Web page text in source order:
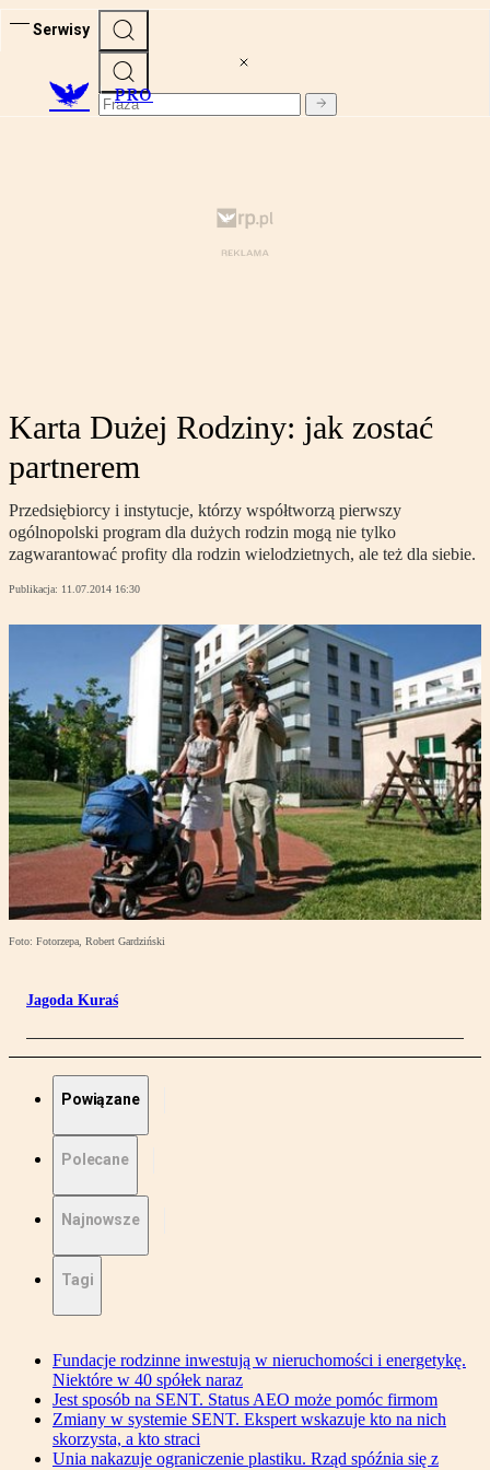
Serwisy
PRO
Karta Dużej Rodziny: jak zostać
partnerem
Przedsiębiorcy i instytucje, którzy współtworzą pierwszy
ogólnopolski program dla dużych rodzin mogą nie tylko
zagwarantować profity dla rodzin wielodzietnych, ale też dla siebie.
Publikacja: 11.07.2014 16:30
Foto: Fotorzepa, Robert Gardziński
Jagoda Kuraś
Powiązane
Polecane
Najnowsze
Tagi
Fundacje rodzinne inwestują w nieruchomości i energetykę.
Niektóre w 40 spółek naraz
Jest sposób na SENT. Status AEO może pomóc firmom
Zmiany w systemie SENT. Ekspert wskazuje kto na nich
skorzysta, a kto straci
Unia nakazuje ograniczenie plastiku. Rząd spóźnia się z